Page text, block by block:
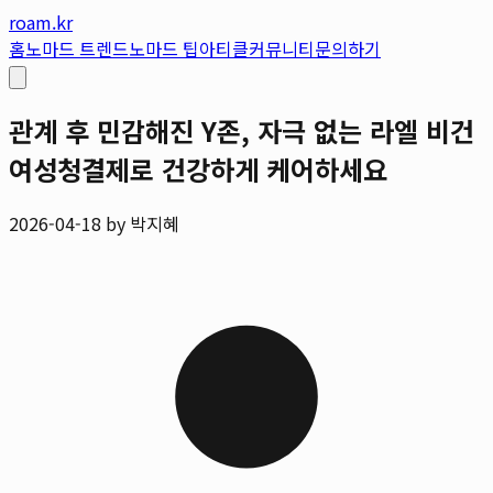
roam.kr
홈노마드 트렌드노마드 팁아티클커뮤니티문의하기
관계 후 민감해진 Y존, 자극 없는 라엘 비건
여성청결제로 건강하게 케어하세요
2026-04-18 by 박지혜